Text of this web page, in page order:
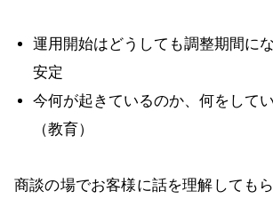
運用開始はどうしても調整期間に
安定
今何が起きているのか、何をして
（教育）
商談の場でお客様に話を理解しても